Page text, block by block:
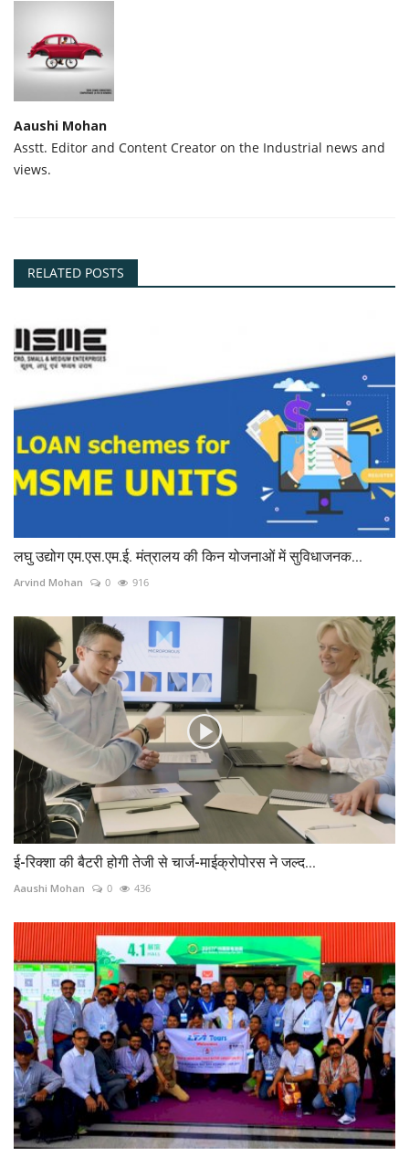
Aaushi Mohan
Asstt. Editor and Content Creator on the Industrial news and
views.
RELATED POSTS
लघु उद्योग एम.एस.एम.ई. मंत्रालय की किन योजनाओं में सुविधाजनक...
Arvind Mohan 0 916
ई-रिक्शा की बैटरी होगी तेजी से चार्ज-माईक्रोपोरस ने जल्द...
Aaushi Mohan 0 436